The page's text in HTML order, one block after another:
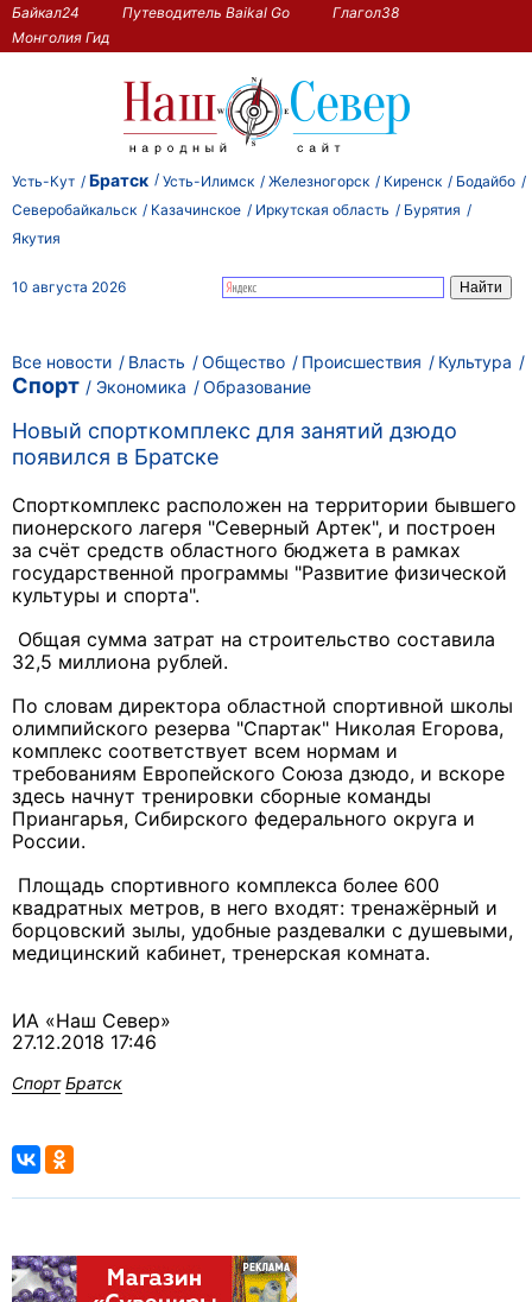
Байкал24 Путеводитель Baikal Go
Глагол38
Монголия Гид
Усть-Кут Братск Усть-Илимск Железногорск Киренск
Бодайбо
Северобайкальск
Казачинское Иркутская область
Бурятия
Якутия
10 августа 2026
Все новости Власть Общество Происшествия Культура
Спорт Экономика Образование
Новый спорткомплекс для занятий дзюдо
появился в Братске
Спорткомплекс расположен на территории бывшего
пионерского лагеря "Северный Артек", и построен
за счёт средств областного бюджета в рамках
государственной программы "Развитие физической
культуры и спорта".
Общая сумма затрат на строительство составила
32,5 миллиона рублей.
По словам директора областной спортивной школы
олимпийского резерва "Спартак" Николая Егорова,
комплекс соответствует всем нормам и
требованиям Европейского Союза дзюдо, и вскоре
здесь начнут тренировки сборные команды
Приангарья, Сибирского федерального округа и
России.
Площадь спортивного комплекса более 600
квадратных метров, в него входят: тренажёрный и
борцовский зылы, удобные раздевалки с душевыми,
медицинский кабинет, тренерская комната.
ИА «Наш Север»
27.12.2018 17:46
Спорт Братск